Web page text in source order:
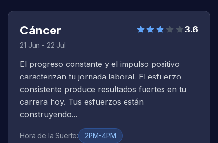
Cáncer
21 Jun - 22 Jul
3.6
El progreso constante y el impulso positivo
caracterizan tu jornada laboral. El esfuerzo
consistente produce resultados fuertes en tu
carrera hoy. Tus esfuerzos están
construyendo...
Hora de la Suerte: 2PM-4PM